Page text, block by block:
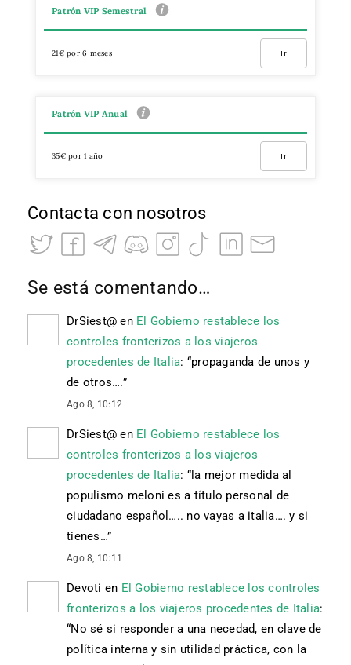
Patrón VIP Semestral
21€ por 6 meses Ir
Patrón VIP Anual
35€ por 1 año Ir
Contacta con nosotros
Se está comentando…
DrSiest@ en El Gobierno restablece los
controles fronterizos a los viajeros
procedentes de Italia: “propaganda de unos y
de otros….”
Ago 8, 10:12
DrSiest@ en El Gobierno restablece los
controles fronterizos a los viajeros
procedentes de Italia: “ la mejor medida al
populismo meloni es a título personal de
ciudadano español….. no vayas a italia…. y si
tienes…”
Ago 8, 10:11
Devoti en El Gobierno restablece los controles
fronterizos a los viajeros procedentes de Italia:
“No sé si responder a una necedad, en clave de
política interna y sin utilidad práctica, con la